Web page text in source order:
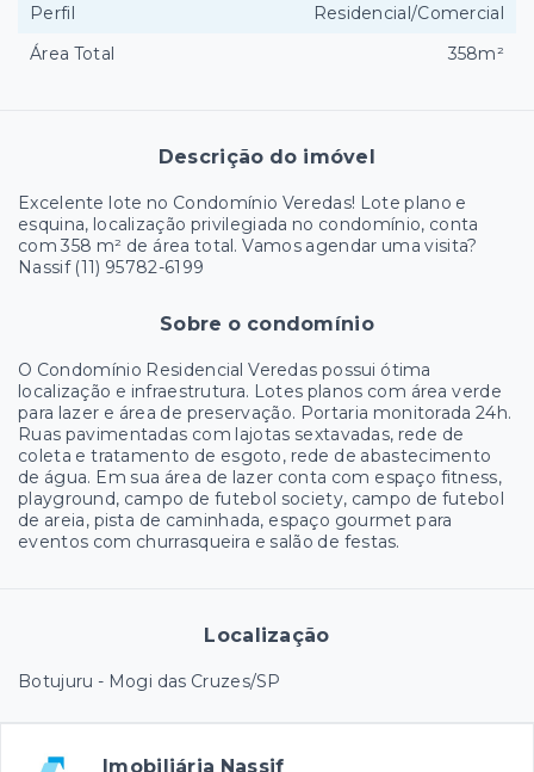
Descrição do imóvel
Excelente lote no Condomínio Veredas! Lote plano e
esquina, localização privilegiada no condomínio, conta
com 358 m² de área total. Vamos agendar uma visita?
Nassif (11) 95782-6199
Sobre o condomínio
O Condomínio Residencial Veredas possui ótima
localização e infraestrutura. Lotes planos com área verde
para lazer e área de preservação. Portaria monitorada 24h.
Ruas pavimentadas com lajotas sextavadas, rede de
coleta e tratamento de esgoto, rede de abastecimento
de água. Em sua área de lazer conta com espaço fitness,
playground, campo de futebol society, campo de futebol
de areia, pista de caminhada, espaço gourmet para
eventos com churrasqueira e salão de festas.
Localização
Botujuru - Mogi das Cruzes/SP
Perfil
Residencial/Comercial
Área Total
358m²
Imobiliária Nassif